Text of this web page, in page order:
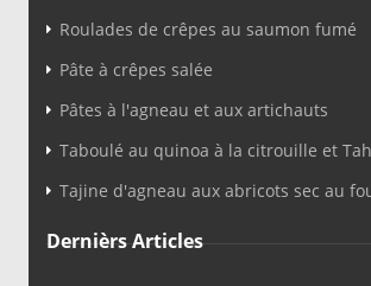
Roulades de crêpes au saumon fumé
Pâte à crêpes salée
Pâtes à l'agneau et aux artichauts
Taboulé au quinoa à la citrouille et
Tajine d'agneau aux abricots sec au
Dernièrs Articles